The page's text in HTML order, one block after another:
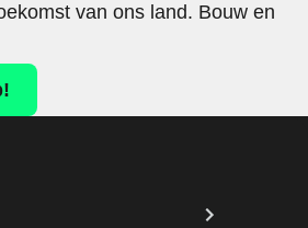
van ons land. Bouw en